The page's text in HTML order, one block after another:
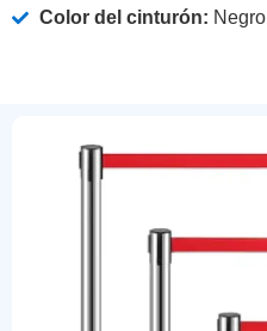
Color del cinturón: Negro